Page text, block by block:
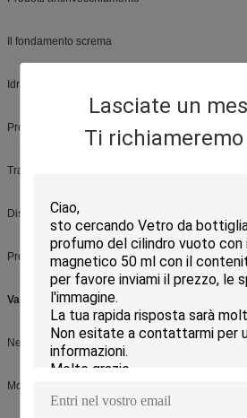
Lasciate un
Ti
Il fondamento screma
Idratante
Prodotti di contorno dell'occhio
Trattamenti antinvecchiamento
Dispositivi di rimozione di trucco
Prodotti del corpo
Vantaggio:
Nessun metallo di tocco
Molla esterna